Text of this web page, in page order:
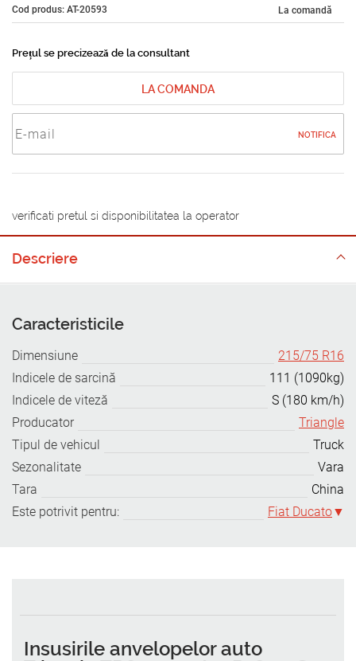
Cod produs: AT-20593 La comandă
Prețul se precizează de la consultant
LA COMANDA
NOTIFICA
verificati pretul si disponibilitatea la operator
Descriere
Caracteristicile
Dimensiune
215/75 R16
Indicele de sarcină
111 (1090kg)
Indicele de viteză
S (180 km/h)
Producator
Triangle
Tipul de vehicul
Truck
Sezonalitate
Vara
Tara
China
Este potrivit pentru:
Fiat Ducato
Insusirile anvelopelor auto